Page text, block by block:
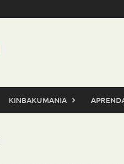
KINBAKUMANIA